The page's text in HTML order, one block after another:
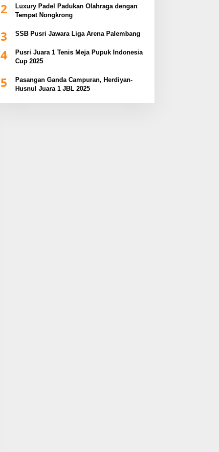
2
Luxury Padel Padukan Olahraga dengan
Tempat Nongkrong
3 SSB Pusri Jawara Liga Arena Palembang
4
Pusri Juara 1 Tenis Meja Pupuk Indonesia
Cup 2025
5
Pasangan Ganda Campuran, Herdiyan-
Husnul Juara 1 JBL 2025